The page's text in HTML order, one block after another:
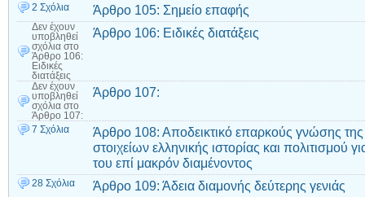
2 Σχόλια Άρθρο 105: Σημείο επαφής
Δεν έχουν
υποβληθεί
σχόλια στο
Άρθρο 106:
Ειδικές
διατάξεις
Άρθρο 106: Ειδικές διατάξεις
Δεν έχουν
υποβληθεί
σχόλια στο
Άρθρο 107:
Άρθρο 107:
7 Σχόλια
Άρθρο 108: Αποδεικτικό επαρκούς γνώσης
στοιχείων ελληνικής ιστορίας και πολιτισμού
του επί μακρόν διαμένοντος
28 Σχόλια Άρθρο 109: Άδεια διαμονής δεύτερης γενιάς